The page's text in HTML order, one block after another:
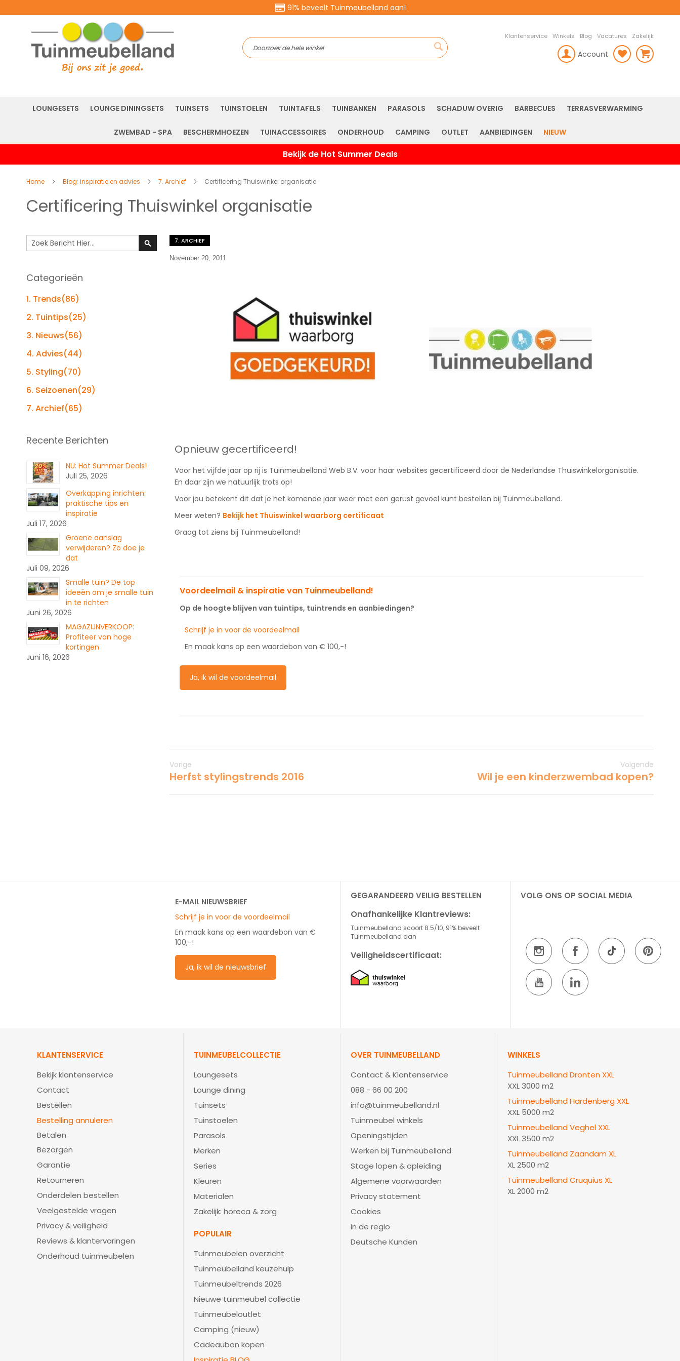
91% beveelt Tuinmeubelland aan!
Search
Klantenservice Winkels Blog Vacatures Zakelijk
Account
LOUNGESETS LOUNGE DININGSETS TUINSETS TUINSTOELEN TUINTAFELS TUINBANKEN PARASOLS SCHADUW OVERIG BARBECUES TERRASVERWARMING
ZWEMBAD - SPA BESCHERMHOEZEN TUINACCESSOIRES ONDERHOUD CAMPING OUTLET AANBIEDINGEN NIEUW
Bekijk de Hot Summer Deals
Home Blog: inspiratie en advies 7. Archief Certificering Thuiswinkel organisatie
Certificering Thuiswinkel organisatie
7. ARCHIEF
November 20, 2011
Opnieuw gecertificeerd!
Voor het vijfde jaar op rij is Tuinmeubelland Web B.V. voor haar websites gecertificeerd door de Nederlandse Thuiswinkelorganisatie.
En daar zijn we natuurlijk trots op!
Voor jou betekent dit dat je het komende jaar weer met een gerust gevoel kunt bestellen bij Tuinmeubelland.
Meer weten? Bekijk het Thuiswinkel waarborg certificaat
Graag tot ziens bij Tuinmeubelland!
Voordeelmail & inspiratie van Tuinmeubelland!
Op de hoogte blijven van tuintips, tuintrends en aanbiedingen?
Schrijf je in voor de voordeelmail
En maak kans op een waardebon van € 100,-!
Ja, ik wil de voordeelmail
Vorige
Herfst stylingstrends 2016
Volgende
Wil je een kinderzwembad kopen?
Search
Search
Categorieën
1. Trends(86)
2. Tuintips(25)
3. Nieuws(56)
4. Advies(44)
5. Styling(70)
6. Seizoenen(29)
7. Archief(65)
Recente Berichten
NU: Hot Summer Deals!
Juli 25, 2026
Overkapping inrichten:
praktische tips en
inspiratie
Juli 17, 2026
Groene aanslag
verwijderen? Zo doe je
dat
Juli 09, 2026
Smalle tuin? De top
ideeën om je smalle tuin
in te richten
Juni 26, 2026
MAGAZIJNVERKOOP:
Profiteer van hoge
kortingen
Juni 16, 2026
E-MAIL NIEUWSBRIEF
Schrijf je in voor de voordeelmail
En maak kans op een waardebon van €
100,-!
Ja, ik wil de nieuwsbrief
GEGARANDEERD VEILIG BESTELLEN
Onafhankelijke Klantreviews:
Tuinmeubelland scoort 8.5/10, 91% beveelt
Tuinmeubelland aan
Veiligheidscertificaat:
VOLG ONS OP SOCIAL MEDIA
KLANTENSERVICE
Bekijk klantenservice
Contact
Bestellen
Bestelling annuleren
Betalen
Bezorgen
Garantie
Retourneren
Onderdelen bestellen
Veelgestelde vragen
Privacy & veiligheid
Reviews & klantervaringen
Onderhoud tuinmeubelen
TUINMEUBELCOLLECTIE
Loungesets
Lounge dining
Tuinsets
Tuinstoelen
Parasols
Merken
Series
Kleuren
Materialen
Zakelijk: horeca & zorg
POPULAIR
Tuinmeubelen overzicht
Tuinmeubelland keuzehulp
Tuinmeubeltrends 2026
Nieuwe tuinmeubel collectie
Tuinmeubeloutlet
Camping (nieuw)
Cadeaubon kopen
OVER TUINMEUBELLAND
Contact & Klantenservice
088 - 66 00 200
info@tuinmeubelland.nl
Tuinmeubel winkels
Openingstijden
Werken bij Tuinmeubelland
Stage lopen & opleiding
Algemene voorwaarden
Privacy statement
Cookies
In de regio
Deutsche Kunden
WINKELS
Tuinmeubelland Dronten XXL
XXL 3000 m2
Tuinmeubelland Hardenberg XXL
XXL 5000 m2
Tuinmeubelland Veghel XXL
XXL 3500 m2
Tuinmeubelland Zaandam XL
XL 2500 m2
Tuinmeubelland Cruquius XL
XL 2000 m2